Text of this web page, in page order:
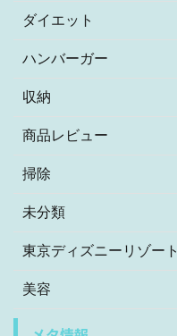
ダイエット
ハンバーガー
収納
商品レビュー
掃除
未分類
東京ディズニーリゾート
美容